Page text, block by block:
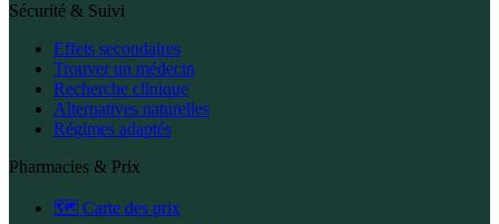
Sécurité & Suivi
Effets secondaires
Trouver un médecin
Recherche clinique
Alternatives naturelles
Régimes adaptés
Pharmacies & Prix
🗺️ Carte des prix